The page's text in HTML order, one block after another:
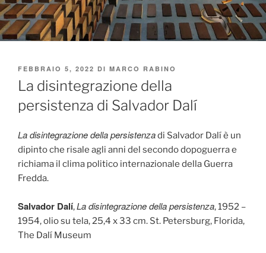
PUBBLICATO
IL
FEBBRAIO 5, 2022 DI MARCO RABINO
La disintegrazione della
persistenza di Salvador Dalí
La disintegrazione della persistenzadi Salvador Dalí è un
dipinto che risale agli anni del secondo dopoguerra e
richiama il clima politico internazionale della Guerra
Fredda.
Salvador Dalí,La disintegrazione della persistenza, 1952 –
1954, olio su tela, 25,4 x 33 cm. St. Petersburg, Florida,
The Dalí Museum